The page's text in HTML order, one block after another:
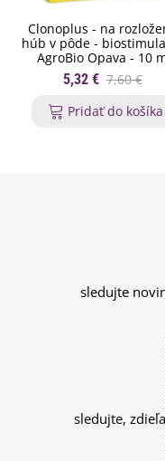
Clonoplus - na
húb v pôde -
AgroBio Opava - 10
5,32 € 7,60 €
Pridať do košíka
sledujte
sledujte,